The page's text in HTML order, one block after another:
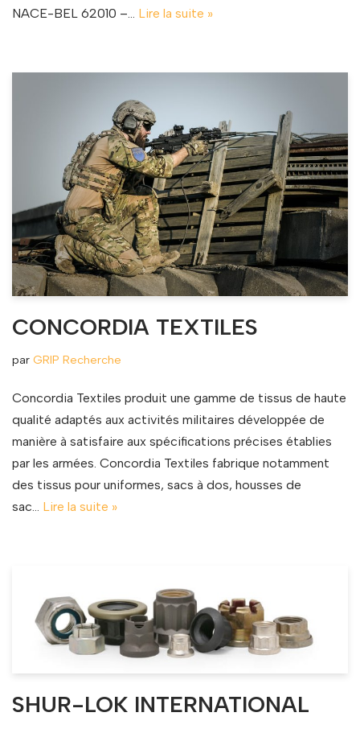
NACE-BEL 62010 –… Lire la suite »
CONCORDIA TEXTILES
par GRIP Recherche
Concordia Textiles produit une gamme de tissus de haute
qualité adaptés aux activités militaires développée de
manière à satisfaire aux spécifications précises établies
par les armées. Concordia Textiles fabrique notamment
des tissus pour uniformes, sacs à dos, housses de
sac… Lire la suite »
SHUR-LOK INTERNATIONAL